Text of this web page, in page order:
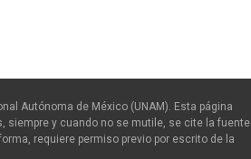
Autónoma de México (UNAM). Esta página
siempre y cuando no se mutile, se cite la fuente
requiere permiso previo por escrito de la